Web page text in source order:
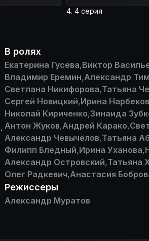
4. 4 серия
В ролях
Екатерина Гусева,Виктор
Владимир Еремин,Александр
Светлана Никифорова,Татьяна
Сергей Новицкий,Ирина
Николай Кириченко,Зинаида
Антон Жуков,Андрей Карако,
Александр Чевычелов,Татьяна
Филипп Бледный,Ирина Уханова,
Александр Островский,Татьяна
Олег Радкевич,Анастасия
Режиссеры
Александр Муратов